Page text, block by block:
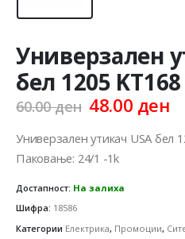
Универзален
бел 1205 KT168
60.00ден Original
was:
60.00 ден.
48.00 ден
is:
Универзален утикач USA бел
Паковање: 24/1 -1k
Достапност: На залиха
Шифра: 18586
Категории Електрика, Промоции,